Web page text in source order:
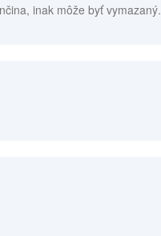
inak môže byť vymazaný.